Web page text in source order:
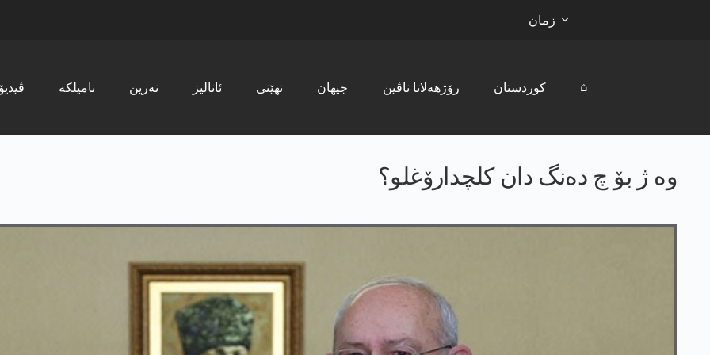
زمان
ڤیدیۆ نامیلکە نەرین ئانالیز نھێنی جیھان رۆژھەلاتا ناڤین کوردستان ⌂
وە ژ بۆ چ دەنگ دان کلچدارۆغلو؟